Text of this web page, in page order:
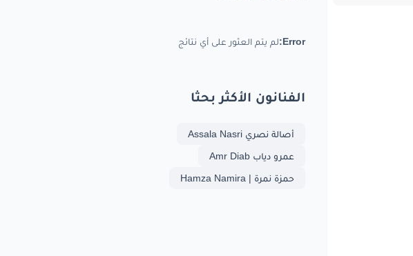
Error: لم يتم العثور على أي نتائج
الفنانون الأكثر بحثا
أصالة نصري Assala Nasri
عمرو دياب Amr Diab
حمزة نمرة | Hamza Namira